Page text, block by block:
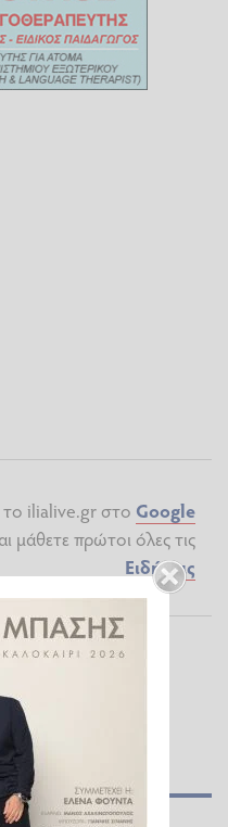
ilialive.gr στο Google
μάθετε πρώτοι όλες τις
Ειδήσεις